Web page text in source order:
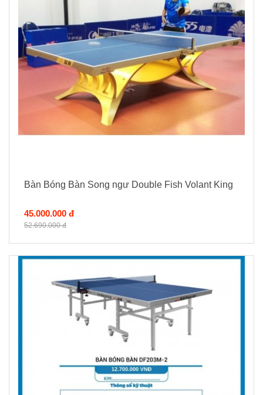
Bàn Bóng Bàn Song ngư Double Fish Volant King
45.000.000 đ
52.690.000 đ